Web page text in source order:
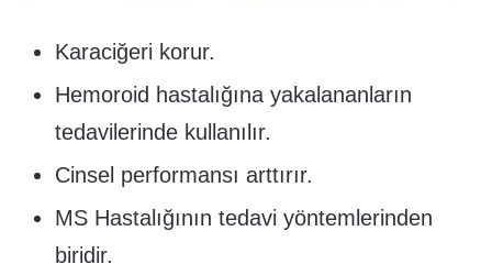
Karaciğeri korur.
Hemoroid hastalığına yakalananların
tedavilerinde kullanılır.
Cinsel performansı arttırır.
MS Hastalığının tedavi yöntemlerinden
biridir.